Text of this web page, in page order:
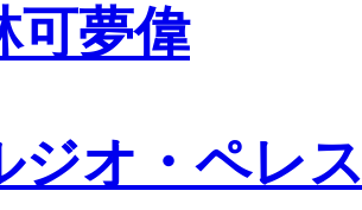
可夢偉
ジオ・ペレ